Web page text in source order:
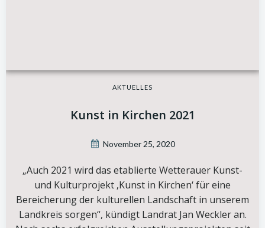
AKTUELLES
Kunst in Kirchen 2021
November 25, 2020
„Auch 2021 wird das etablierte Wetterauer Kunst-
und Kulturprojekt ‚Kunst in Kirchen‘ für eine
Bereicherung der kulturellen Landschaft in unserem
Landkreis sorgen“, kündigt Landrat Jan Weckler an.